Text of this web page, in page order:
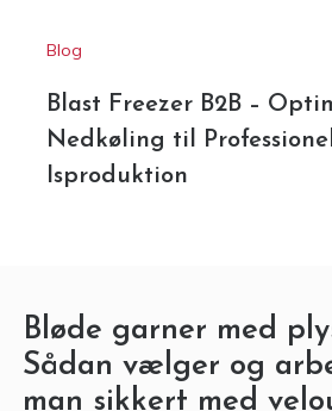
Bløde garner med
Sådan vælger og
man sikkert med
Plyssede garner som velourgarn og
har fået en fast plads i mange
overfladen bliver tæt, blød og